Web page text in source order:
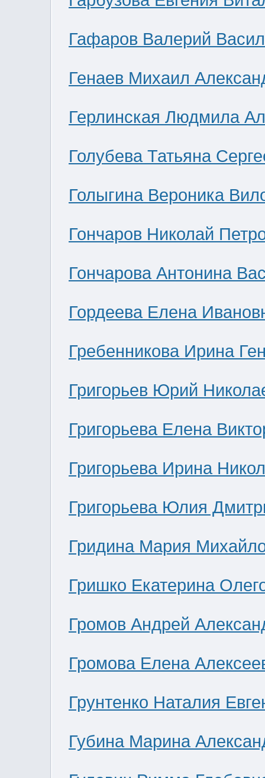
Гафаров Валерий
Генаев Михаил
Герлинская Людмила
Голубева Татьяна
Голыгина Вероника
Гончаров Николай
Гончарова Антонина
Гордеева Елена
Гребенникова Ирина
Григорьев Юрий
Григорьева Елена
Григорьева Ирина
Григорьева Юлия
Гридина Мария
Гришко Екатерина
Громов Андрей
Громова Елена
Грунтенко Наталия
Губина Марина